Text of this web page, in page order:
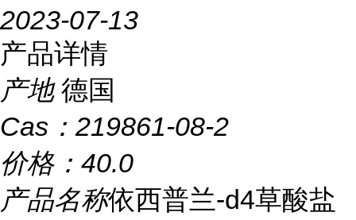
2023-07-13
产品详情
产地 德国
Cas： 219861-08-2
价格： 40.0
产品名称依西普兰-d4草酸盐